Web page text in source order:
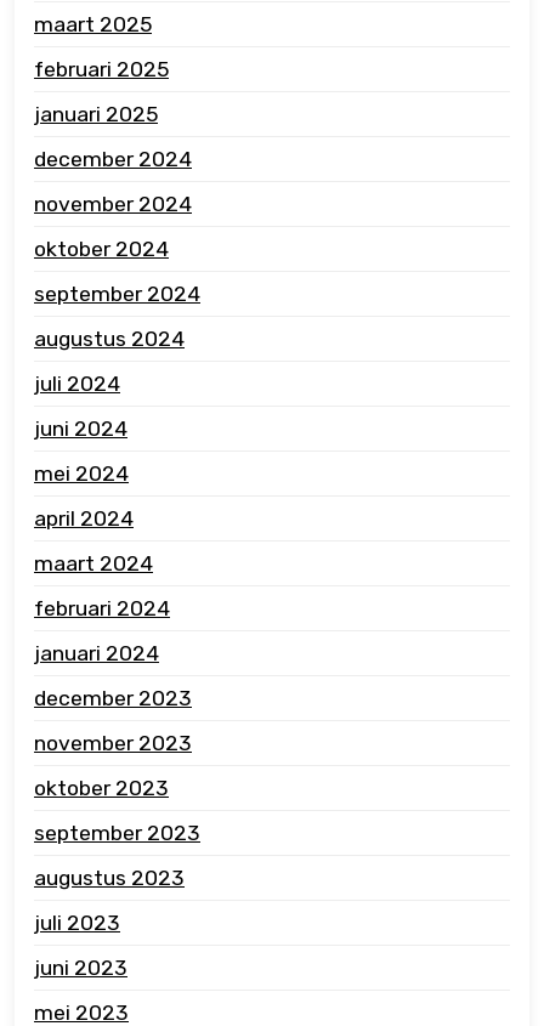
maart 2025
februari 2025
januari 2025
december 2024
november 2024
oktober 2024
september 2024
augustus 2024
juli 2024
juni 2024
mei 2024
april 2024
maart 2024
februari 2024
januari 2024
december 2023
november 2023
oktober 2023
september 2023
augustus 2023
juli 2023
juni 2023
mei 2023